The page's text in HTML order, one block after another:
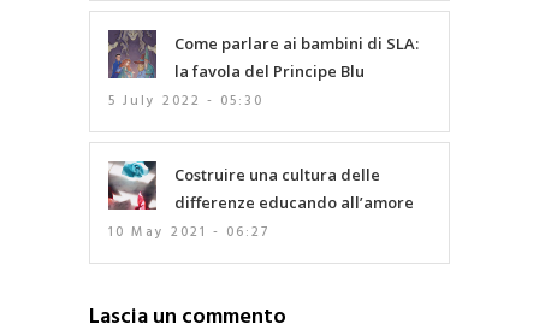
Come parlare ai bambini di SLA:
la favola del Principe Blu
5 July 2022 - 05:30
Costruire una cultura delle
differenze educando all’amore
10 May 2021 - 06:27
Lascia un commento